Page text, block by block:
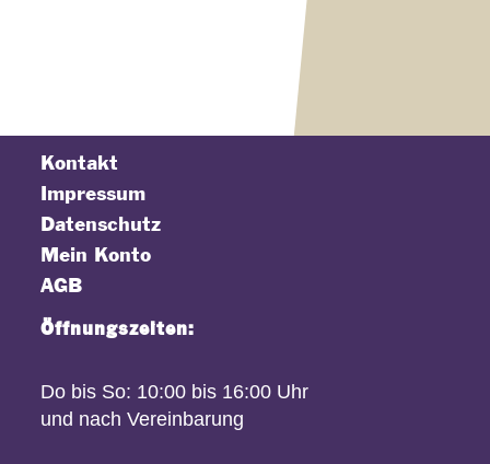
Kontakt
Impressum
Datenschutz
Mein Konto
AGB
Öffnungszeiten:
Do bis So: 10:00 bis 16:00 Uhr
und nach Vereinbarung